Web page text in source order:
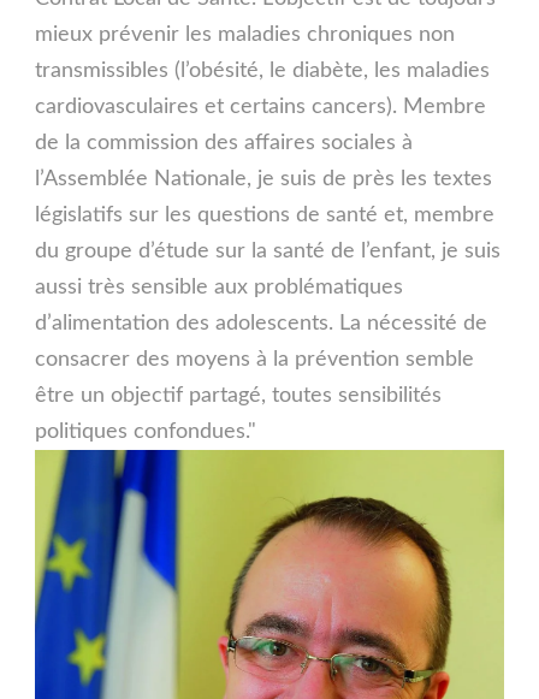
mieux prévenir les maladies chroniques non
transmissibles (l’obésité, le diabète, les maladies
cardiovasculaires et certains cancers). Membre
de la commission des affaires sociales à
l’Assemblée Nationale, je suis de près les textes
législatifs sur les questions de santé et, membre
du groupe d’étude sur la santé de l’enfant, je suis
aussi très sensible aux problématiques
d’alimentation des adolescents. La nécessité de
consacrer des moyens à la prévention semble
être un objectif partagé, toutes sensibilités
politiques confondues."